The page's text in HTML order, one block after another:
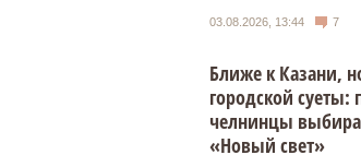
03.08.2026, 13:44 7
Ближе к Казани,
городской суеты:
челнинцы
«Новый свет»